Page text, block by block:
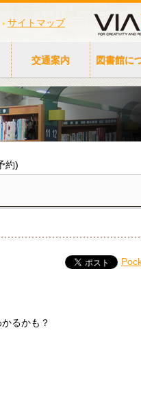
サイトマップ
交通案内 図書館に
約)
るかも？